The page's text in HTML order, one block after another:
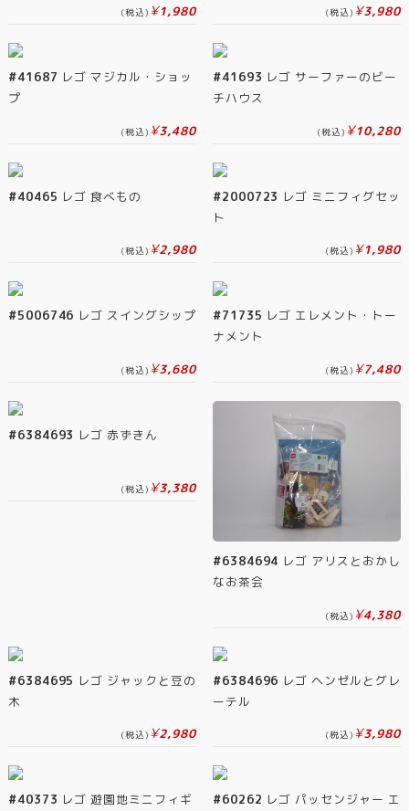
(税込) ¥1,980 (税込) ¥3,980
#41687 レゴ マジカル・ショッ
プ
(税込) ¥3,480
#41693 レゴ サーファーのビー
チハウス
(税込) ¥10,280
#40465 レゴ 食べもの
(税込) ¥2,980
#2000723 レゴ ミニフィグセッ
ト
(税込) ¥1,980
#5006746 レゴ スイングシップ
(税込) ¥3,680
#71735 レゴ エレメント・トー
ナメント
(税込) ¥7,480
#6384693 レゴ 赤ずきん
(税込) ¥3,380
#6384694 レゴ アリスとおかし
なお茶会
(税込) ¥4,380
#6384695 レゴ ジャックと豆の
木
(税込) ¥2,980
#6384696 レゴ ヘンゼルとグレ
ーテル
(税込) ¥3,980
#40373 レゴ 遊園地ミニフィギ
#60262 レゴ パッセンジャー エ